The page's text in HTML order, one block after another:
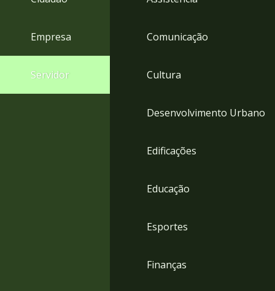
Empresa
Servidor
Comunicação
Cultura
Desenvolvimento Urbano
Edificações
Educação
Esportes
Finanças